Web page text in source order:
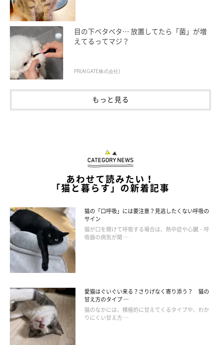
目の下ベタベタ… 放置してたら「菌」が増
えてるってマジ？
PR(AIGATE株式会社)
もっと見る
あわせて読みたい！
「猫と暮らす」の新着記事
猫の「口呼吸」には要注意？見逃したくない呼吸の
サイン
猫が口を開けて呼吸する場合は、熱中症や心臓・呼
吸器の病気が関 …
愛猫はぐいぐい来る？さりげなく寄り添う？ 猫の
甘え方のタイプ …
猫のなかには、積極的に甘えてくるタイプや、わか
りにくい甘え方 …